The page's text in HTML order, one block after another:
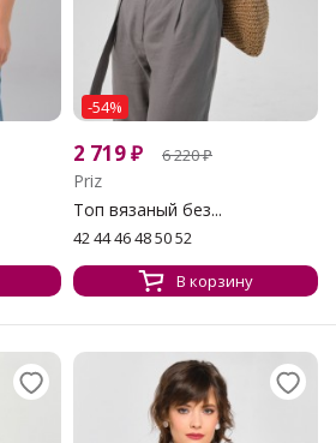
-54%
2 719₽ 6 220₽
Priz
Топ вязаный без...
42 44 46 48 50 52
В корзину